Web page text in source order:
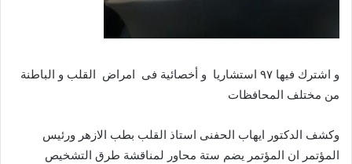
و اشترك فيها ٩٧ استشاريا و أخصائية فى امراض القلب و الباطنة
من مختلف المحافظات
وكشف الدكتور ايهاب الحفنى استاذ القلب بطب الازهر ورئيس
المؤتمر ان المؤتمر يضم ستة محاور لمناقشة طرق التشخيص